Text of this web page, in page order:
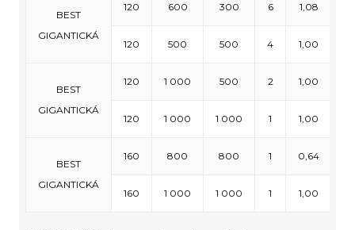
BEST
GIGANTICKÁ
120 600 300 6 1,08
120 500 500 4 1,00
BEST
GIGANTICKÁ
120 1 000 500 2 1,00
120 1 000 1 000 1 1,00
BEST
GIGANTICKÁ
160 800 800 1 0,64
160 1 000 1 000 1 1,00